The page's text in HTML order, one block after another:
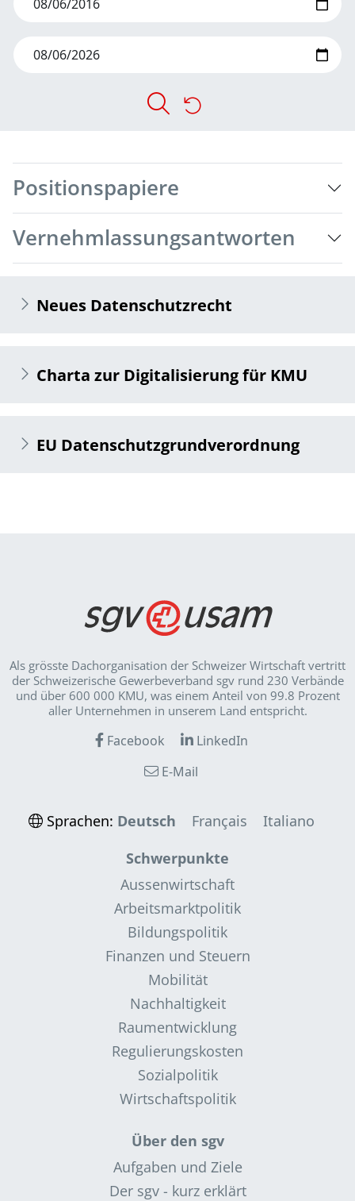
Positionspapiere
Vernehmlassungsantworten
Neues Datenschutzrecht
Charta zur Digitalisierung für KMU
EU Datenschutzgrundverordnung
Als grösste Dachorganisation der Schweizer Wirt­schaft vertritt
der Schweizerische Gewerbeverband sgv rund 230 Verbände
und über 600 000 KMU, was einem Anteil von 99.8 Prozent
aller Unternehmen in unserem Land entspricht.
Facebook
LinkedIn
E-Mail
Sprachen: Deutsch Français
Italiano
Schwerpunkte
Aussenwirtschaft
Arbeitsmarktpolitik
Bildungspolitik
Finanzen und Steuern
Mobilität
Nachhaltigkeit
Raumentwicklung
Regulierungskosten
Sozialpolitik
Wirtschaftspolitik
Über den sgv
Aufgaben und Ziele
Der sgv - kurz erklärt